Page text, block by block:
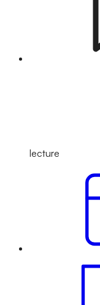
lecture